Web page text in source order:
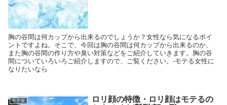
胸の谷間は何カップから出来るのでしょうか？女性なら気になるポイ
ントですよね。そこで、今回は胸の谷間は何カップから出来るのか、
また胸の谷間の作り方や臭い対策などをご紹介していきます。胸の谷
間についていろいろご紹介しますので、ご覧ください。-モテる女性に
なりたいなら
モテ女
ロリ顔の特徴・ロリ顔はモテるの